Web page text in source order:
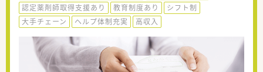
認定薬剤師取得支援あり
教育制度あり
シフト制
大手チェーン
ヘルプ体制充実 高収入